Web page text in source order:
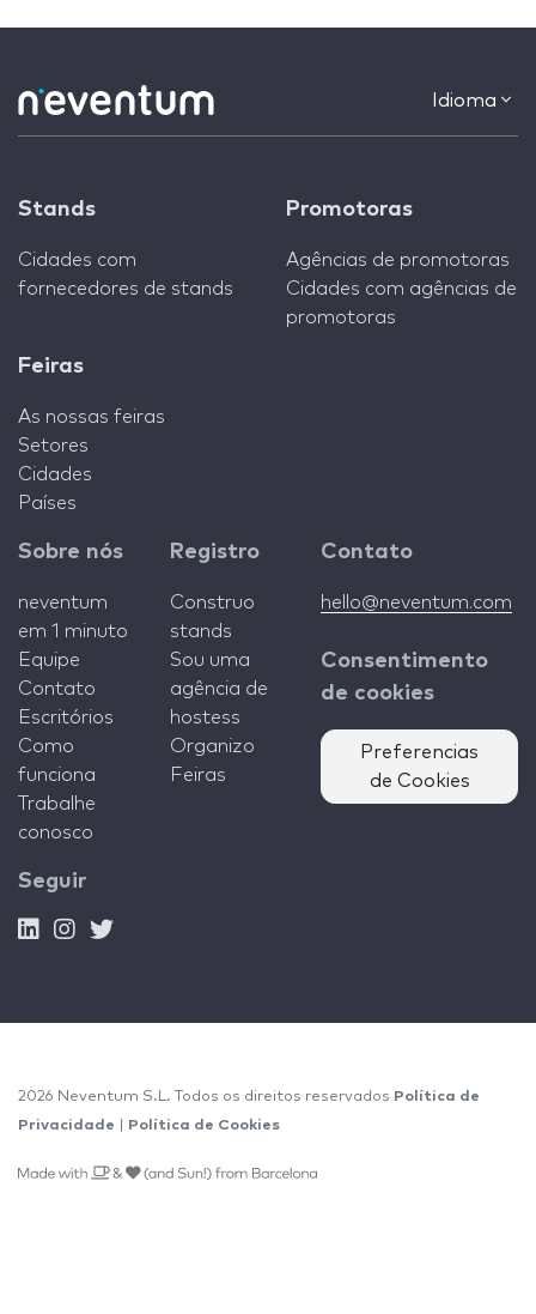
Idioma
Stands
Cidades com
fornecedores de stands
Promotoras
Agências de promotoras
Cidades com agências de
promotoras
Feiras
As nossas feiras
Setores
Cidades
Países
Sobre nós
neventum
em 1 minuto
Equipe
Contato
Escritórios
Como
funciona
Trabalhe
conosco
Registro
Construo
stands
Sou uma
agência de
hostess
Organizo
Feiras
Contato
hello@neventum.com
Consentimento
de cookies
Preferencias
de Cookies
Seguir
2026 Neventum S.L. Todos os direitos reservados Política de
Privacidade
Política de Cookies